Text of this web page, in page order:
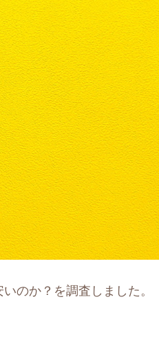
のか？を調査しました。